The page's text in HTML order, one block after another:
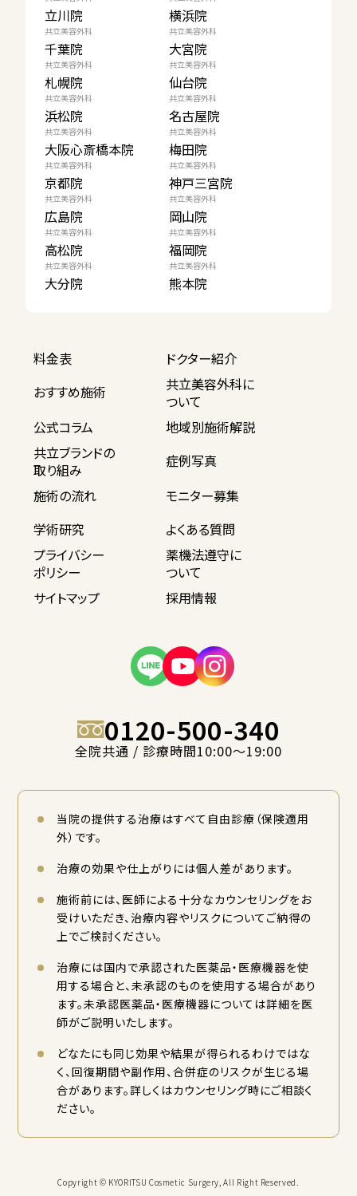
立川院 横浜院
共立美容外科
千葉院
共立美容外科
大宮院
共立美容外科
札幌院
共立美容外科
仙台院
共立美容外科
浜松院
共立美容外科
名古屋院
共立美容外科
大阪心斎橋本院
共立美容外科
梅田院
共立美容外科
京都院
共立美容外科
神戸三宮院
共立美容外科
広島院
共立美容外科
岡山院
共立美容外科
高松院
共立美容外科
福岡院
共立美容外科
大分院
共立美容外科
熊本院
料金表
ドクター紹介
おすすめ施術
共立美容外科に
ついて
公式コラム
地域別施術解説
共立ブランドの
取り組み
症例写真
施術の流れ
モニター募集
学術研究
よくある質問
プライバシー
ポリシー
薬機法遵守に
ついて
サイトマップ
採用情報
0120-500-340
全院共通 / 診療時間10:00〜19:00
当院の提供する治療はすべて自由診療（保険適用
外）です。
治療の効果や仕上がりには個人差があります。
施術前には、医師による十分なカウンセリングをお
受けいただき、治療内容やリスクについてご納得の
上でご検討ください。
治療には国内で承認された医薬品・医療機器を使
用する場合と、未承認のものを使用する場合があり
ます。未承認医薬品・医療機器については詳細を医
師がご説明いたします。
どなたにも同じ効果や結果が得られるわけではな
く、回復期間や副作用、合併症のリスクが生じる場
合があります。詳しくはカウンセリング時にご相談く
ださい。
Copyright © KYORITSU Cosmetic Surgery, All Right Reserved.